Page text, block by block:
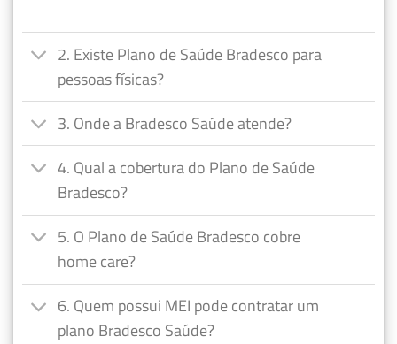
2. Existe Plano de Saúde Bradesco para
pessoas físicas?
3. Onde a Bradesco Saúde atende?
4. Qual a cobertura do Plano de Saúde
Bradesco?
5. O Plano de Saúde Bradesco cobre
home care?
6. Quem possui MEI pode contratar um
plano Bradesco Saúde?